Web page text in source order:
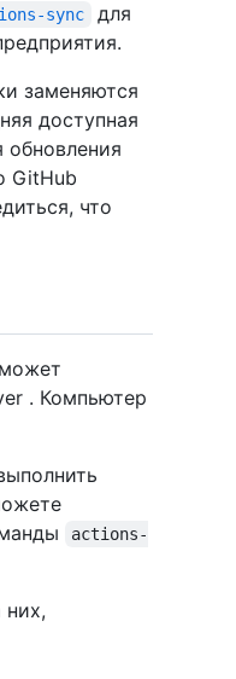
sync
для
заменяются
доступная
обновления
GitHub
что
. Компьютер
actions-
них,